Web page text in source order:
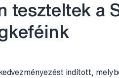
teszteltek a
indított,